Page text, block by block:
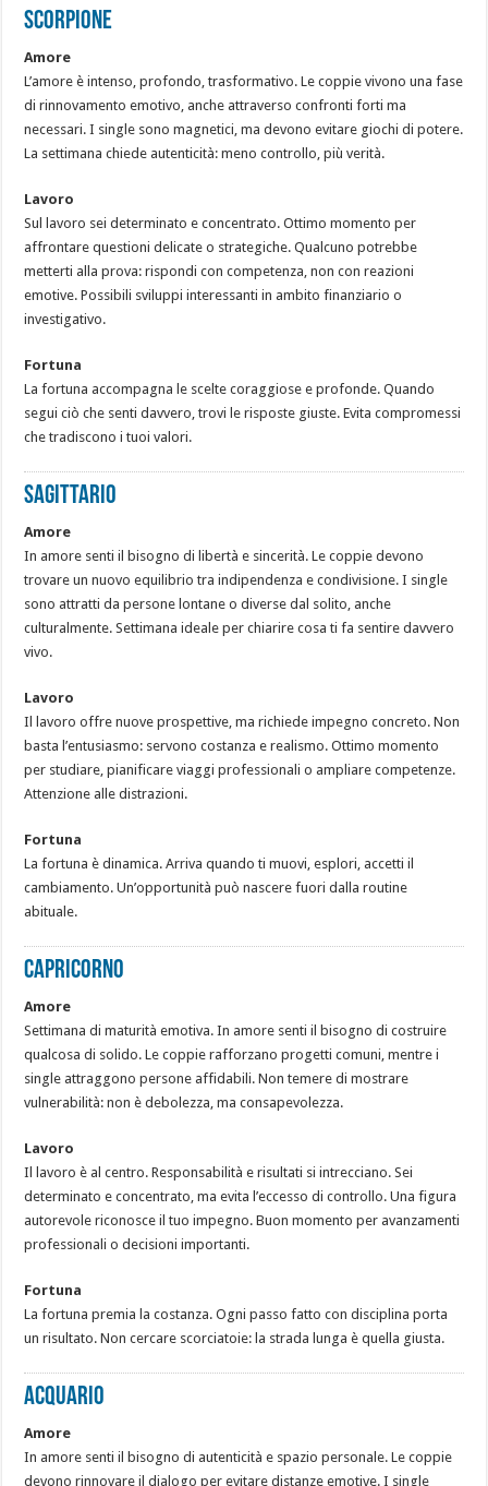
SCORPIONE
Amore
L’amore è intenso, profondo, trasformativo. Le coppie vivono una fase
di rinnovamento emotivo, anche attraverso confronti forti ma
necessari. I single sono magnetici, ma devono evitare giochi di potere.
La settimana chiede autenticità: meno controllo, più verità.
Lavoro
Sul lavoro sei determinato e concentrato. Ottimo momento per
affrontare questioni delicate o strategiche. Qualcuno potrebbe
metterti alla prova: rispondi con competenza, non con reazioni
emotive. Possibili sviluppi interessanti in ambito finanziario o
investigativo.
Fortuna
La fortuna accompagna le scelte coraggiose e profonde. Quando
segui ciò che senti davvero, trovi le risposte giuste. Evita compromessi
che tradiscono i tuoi valori.
SAGITTARIO
Amore
In amore senti il bisogno di libertà e sincerità. Le coppie devono
trovare un nuovo equilibrio tra indipendenza e condivisione. I single
sono attratti da persone lontane o diverse dal solito, anche
culturalmente. Settimana ideale per chiarire cosa ti fa sentire davvero
vivo.
Lavoro
Il lavoro offre nuove prospettive, ma richiede impegno concreto. Non
basta l’entusiasmo: servono costanza e realismo. Ottimo momento
per studiare, pianificare viaggi professionali o ampliare competenze.
Attenzione alle distrazioni.
Fortuna
La fortuna è dinamica. Arriva quando ti muovi, esplori, accetti il
cambiamento. Un’opportunità può nascere fuori dalla routine
abituale.
CAPRICORNO
Amore
Settimana di maturità emotiva. In amore senti il bisogno di costruire
qualcosa di solido. Le coppie rafforzano progetti comuni, mentre i
single attraggono persone affidabili. Non temere di mostrare
vulnerabilità: non è debolezza, ma consapevolezza.
Lavoro
Il lavoro è al centro. Responsabilità e risultati si intrecciano. Sei
determinato e concentrato, ma evita l’eccesso di controllo. Una figura
autorevole riconosce il tuo impegno. Buon momento per avanzamenti
professionali o decisioni importanti.
Fortuna
La fortuna premia la costanza. Ogni passo fatto con disciplina porta
un risultato. Non cercare scorciatoie: la strada lunga è quella giusta.
ACQUARIO
Amore
In amore senti il bisogno di autenticità e spazio personale. Le coppie
devono rinnovare il dialogo per evitare distanze emotive. I single